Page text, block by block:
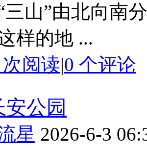
三山”由北向南
样的地 ...
次阅读|0 个评论
安公园
星 2026-6-3